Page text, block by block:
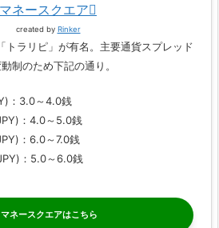
マネースクエア
created by Rinker
トラリピ」が有名。主要通貨スプレッド
制のため下記の通り。
：3.0～4.0銭
：4.0～5.0銭
：6.0～7.0銭
：5.0～6.0銭
マネースクエア